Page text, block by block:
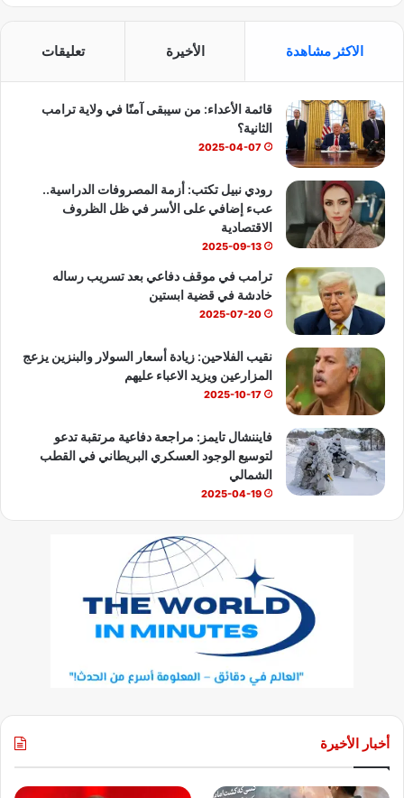
و
ك
T
u
e
ا
ب
الاكثر مشاهدة الأخيرة تعليقات
قائمة الأعداء: من سيبقى آمنًا في ولاية ترامب
الثانية؟
2025-04-07
رودي نبيل تكتب: أزمة المصروفات الدراسية..
عبء إضافي على الأسر في ظل الظروف
الاقتصادية
2025-09-13
ترامب في موقف دفاعي بعد تسريب رساله
خادشة في قضية ابستين
2025-07-20
نقيب الفلاحين: زيادة أسعار السولار والبنزين يزعج
المزارعين ويزيد الاعباء عليهم
2025-10-17
فايننشال تايمز: مراجعة دفاعية مرتقبة تدعو
لتوسيع الوجود العسكري البريطاني في القطب
الشمالي
2025-04-19
أخبار الأخيرة